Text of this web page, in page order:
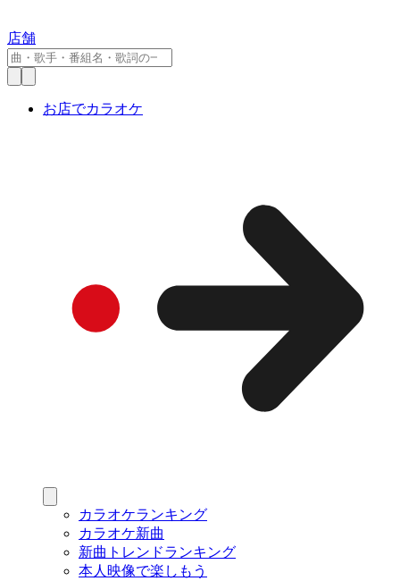
店舗
お店でカラオケ
カラオケランキング
カラオケ新曲
新曲トレンドランキング
本人映像で楽しもう